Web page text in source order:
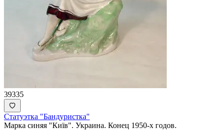
39335
Статуэтка "Бандуристка"
Марка синяя "Киïв". Украина. Конец 1950-х годов.